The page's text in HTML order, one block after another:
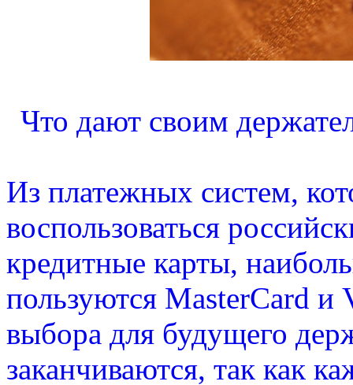
Что дают своим
Из платежных систем,
воспользоваться
кредитные карты,
пользуются MasterCard и
выбора для будущего
заканчиваются, так как